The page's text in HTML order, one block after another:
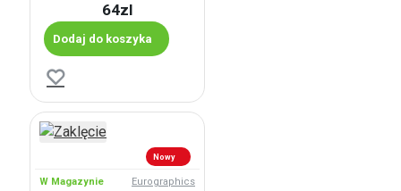
64zl
Dodaj do koszyka
Nowy
W Magazynie Eurographics